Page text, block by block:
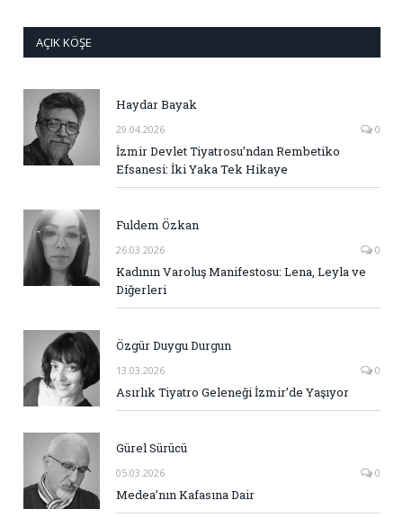
AÇIK KÖŞE
Haydar Bayak
29.04.2026 0
İzmir Devlet Tiyatrosu’ndan Rembetiko
Efsanesi: İki Yaka Tek Hikaye
Fuldem Özkan
26.03.2026 0
Kadının Varoluş Manifestosu: Lena, Leyla ve
Diğerleri
Özgür Duygu Durgun
13.03.2026 0
Asırlık Tiyatro Geleneği İzmir’de Yaşıyor
Gürel Sürücü
05.03.2026 0
Medea’nın Kafasına Dair